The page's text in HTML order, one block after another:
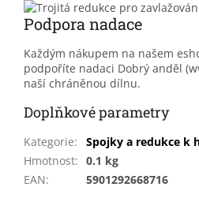
Podpora nadace
Každým nákupem na našem
podpoříte nadaci Dobrý anděl
naší chráněnou dílnu.
Doplňkové parametry
Kategorie:
Spojky a redukce k
Hmotnost: 0.1 kg
EAN: 5901292668716